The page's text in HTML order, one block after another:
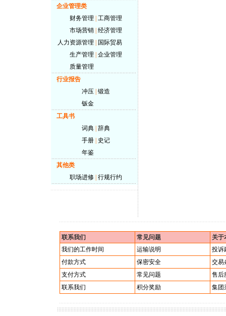
企业管理类
财务管理
工商管理
市场营销 经济管理
人力资源管理
国际贸易
生产管理
企业管理
质量管理
行业报告
冲压 锻造
钣金
工具书
词典 辞典
手册
史记
年鉴
其他类
职场进修 行规行约
联系我们 常见问题
关于
我们的工作时间
运输说明
投诉
付款方式
保密安全
交易
支付方式
常见问题
售后
联系我们
积分奖励 集团